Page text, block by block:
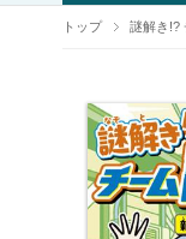
トップ 謎解き!?